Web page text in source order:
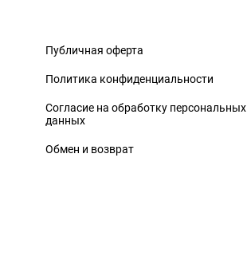
Публичная оферта
Политика конфиденциальности
Согласие на обработку персональных
данных
Обмен и возврат